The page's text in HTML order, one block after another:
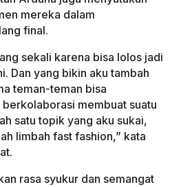
mereka dalam
final.
sekali karena bisa lolos jadi
Dan yang bikin aku tambah
teman-teman bisa
membuat suatu
satu topik yang aku sukai,
limbah fast fashion,” kata
rasa syukur dan semangat